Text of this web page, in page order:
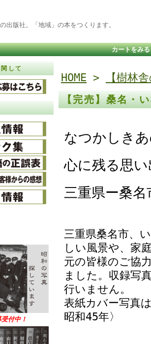
出版社。「地域」の本をつくります。
カートをみる
して
付中！
HOME > 【樹林
【完売】桑名・
なつかしき
心に残る思
三重県ー桑
三重県桑名市、
しい風景や、家
元の皆様のご協
ました。収録写
行いません。
表紙カバー写真
昭和45年〉